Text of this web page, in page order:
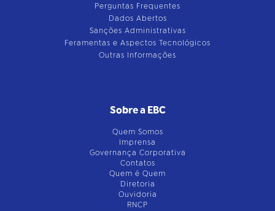
Perguntas Frequentes
Dados Abertos
Sanções Administrativas
Feramentas e Aspectos Tecnológicos
Outras Informações
Sobre a EBC
Quem Somos
Imprensa
Governança Corporativa
Contatos
Quem é Quem
Diretoria
Ouvidoria
RNCP